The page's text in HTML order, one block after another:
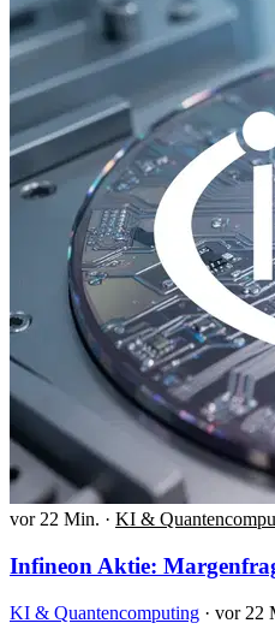
vor 22 Min. · KI &
Infineon Aktie:
KI & Quantencomputing · vor 22